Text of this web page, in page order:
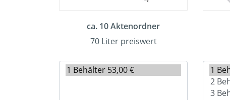
ca. 10 Aktenordner
70 Liter preiswert